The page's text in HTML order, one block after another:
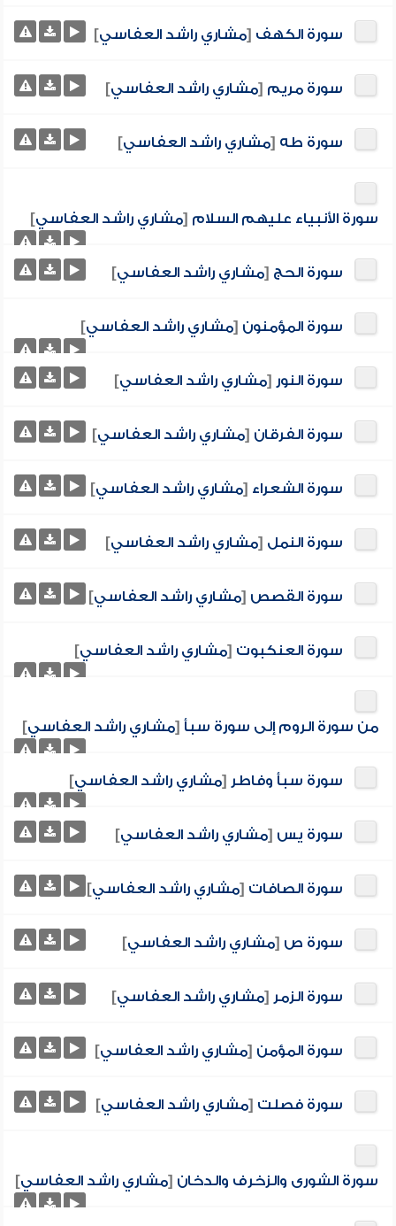
سورة الكهف [مشاري راشد العفاسي]
سورة مريم [مشاري راشد العفاسي]
سورة طه [مشاري راشد العفاسي]
سورة الأنبياء عليهم السلام [مشاري راشد العفاسي]
سورة الحج [مشاري راشد العفاسي]
سورة المؤمنون [مشاري راشد العفاسي]
سورة النور [مشاري راشد العفاسي]
سورة الفرقان [مشاري راشد العفاسي]
سورة الشعراء [مشاري راشد العفاسي]
سورة النمل [مشاري راشد العفاسي]
سورة القصص [مشاري راشد العفاسي]
سورة العنكبوت [مشاري راشد العفاسي]
من سورة الروم إلى سورة سبأ [مشاري راشد العفاسي]
سورة سبأ وفاطر [مشاري راشد العفاسي]
سورة يس [مشاري راشد العفاسي]
سورة الصافات [مشاري راشد العفاسي]
سورة ص [مشاري راشد العفاسي]
سورة الزمر [مشاري راشد العفاسي]
سورة المؤمن [مشاري راشد العفاسي]
سورة فصلت [مشاري راشد العفاسي]
سورة الشورى والزخرف والدخان [مشاري راشد العفاسي]